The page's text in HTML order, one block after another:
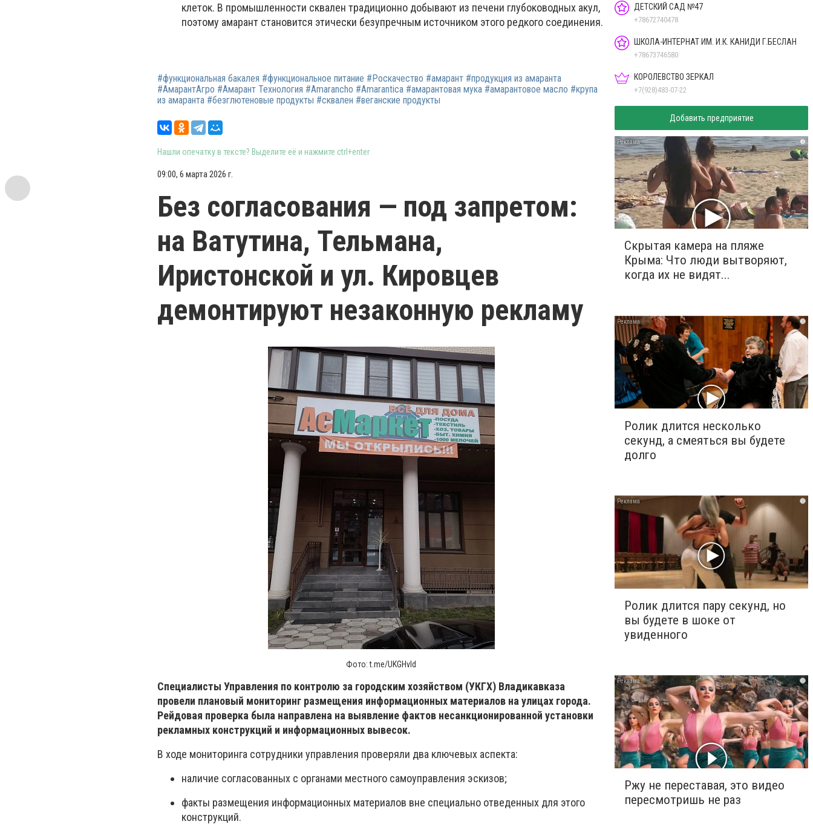
клеток. В промышленности сквален традиционно добывают из печени глубоководных акул,
поэтому амарант становится этически безупречным источником этого редкого соединения.
#функциональная бакалея #функциональное питание #Роскачество #амарант #продукция из амаранта
#АмарантАгро #Амарант Технология #Amarancho #Amarantica #амарантовая мука #амарантовое масло #крупа
из амаранта #безглютеновые продукты #сквален #веганские продукты
Нашли опечатку в тексте? Выделите её и нажмите ctrl+enter
09:00, 6 марта 2026 г.
Без согласования — под запретом:
на Ватутина, Тельмана,
Иристонской и ул. Кировцев
демонтируют незаконную рекламу
Фото: t.me/UKGHvld
Специалисты Управления по контролю за городским хозяйством (УКГХ) Владикавказа
провели плановый мониторинг размещения информационных материалов на улицах города.
Рейдовая проверка была направлена на выявление фактов несанкционированной установки
рекламных конструкций и информационных вывесок.
В ходе мониторинга сотрудники управления проверяли два ключевых аспекта:
наличие согласованных с органами местного самоуправления эскизов;
факты размещения информационных материалов вне специально отведенных для этого
конструкций.
ДЕТСКИЙ САД №47
+78672740478
ШКОЛА-ИНТЕРНАТ ИМ. И.К. КАНИДИ Г.БЕСЛАН
+78673746580
КОРОЛЕВСТВО ЗЕРКАЛ
+7(928)483-07-22
Добавить предприятие
i
Скрытая камера на пляже
Крыма: Что люди вытворяют,
когда их не видят...
i
Ролик длится несколько
секунд, а смеяться вы будете
долго
i
Ролик длится пару секунд, но
вы будете в шоке от
увиденного
i
Ржу не переставая, это видео
пересмотришь не раз